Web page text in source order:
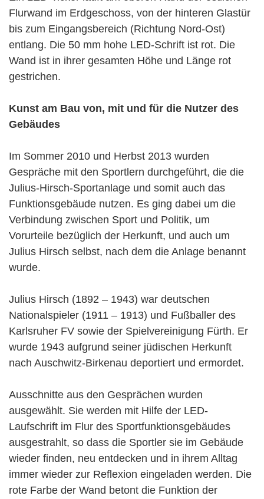
Flurwand im Erdgeschoss, von der hinteren Glastür
bis zum Eingangsbereich (Richtung Nord-Ost)
entlang. Die 50 mm hohe LED-Schrift ist rot. Die
Wand ist in ihrer gesamten Höhe und Länge rot
gestrichen.
Kunst am Bau von, mit und für die Nutzer des
Gebäudes
Im Sommer 2010 und Herbst 2013 wurden
Gespräche mit den Sportlern durchgeführt, die die
Julius-Hirsch-Sportanlage und somit auch das
Funktionsgebäude nutzen. Es ging dabei um die
Verbindung zwischen Sport und Politik, um
Vorurteile bezüglich der Herkunft, und auch um
Julius Hirsch selbst, nach dem die Anlage benannt
wurde.
Julius Hirsch (1892 – 1943) war deutschen
Nationalspieler (1911 – 1913) und Fußballer des
Karlsruher FV sowie der Spielvereinigung Fürth. Er
wurde 1943 aufgrund seiner jüdischen Herkunft
nach Auschwitz-Birkenau deportiert und ermordet.
Ausschnitte aus den Gesprächen wurden
ausgewählt. Sie werden mit Hilfe der LED-
Laufschrift im Flur des Sportfunktionsgebäudes
ausgestrahlt, so dass die Sportler sie im Gebäude
wieder finden, neu entdecken und in ihrem Alltag
immer wieder zur Reflexion eingeladen werden. Die
rote Farbe der Wand betont die Funktion der